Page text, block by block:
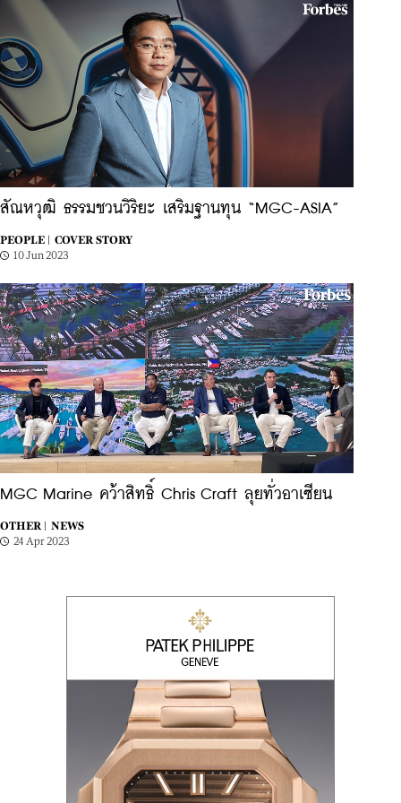
สัณหวุฒิ ธรรมชวนวิริยะ เสริมฐานทุน “MGC-ASIA”
PEOPLE |
COVER STORY
10 Jun 2023
MGC Marine คว้าสิทธิ์ Chris Craft ลุยทั่วอาเซียน
OTHER |
NEWS
24 Apr 2023